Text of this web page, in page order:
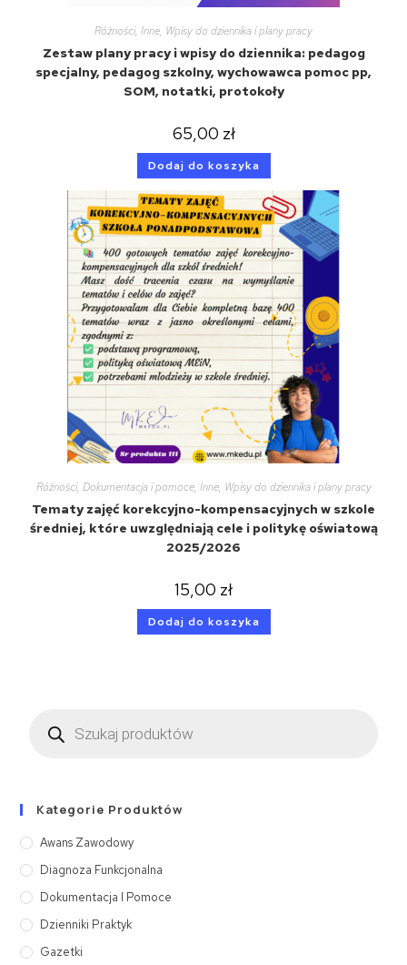
Różności, Inne, Wpisy do dziennika i plany pracy
Zestaw plany pracy i wpisy do dziennika: pedagog
specjalny, pedagog szkolny, wychowawca pomoc pp,
SOM, notatki, protokoły
65,00 zł
Dodaj do koszyka
Różności, Dokumentacja i pomoce, Inne, Wpisy do dziennika i plany pracy
Tematy zajęć korekcyjno-kompensacyjnych w szkole
średniej, które uwzględniają cele i politykę oświatową
2025/2026
15,00 zł
Dodaj do koszyka
Kategorie Produktów
Awans Zawodowy
Diagnoza Funkcjonalna
Dokumentacja I Pomoce
Dzienniki Praktyk
Gazetki